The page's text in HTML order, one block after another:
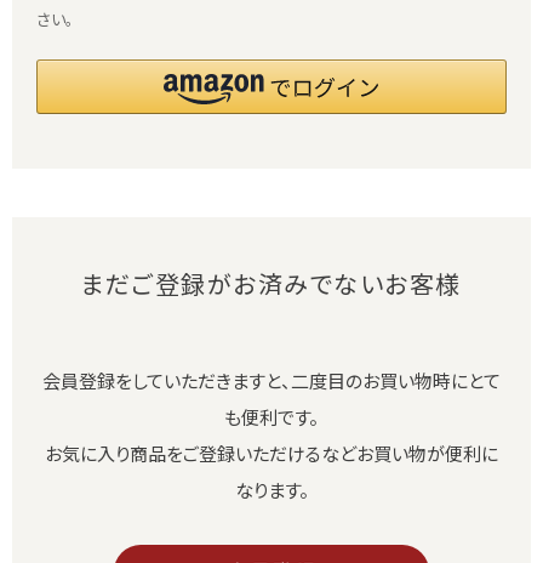
さい。
まだご登録がお済みでないお客様
会員登録をしていただきますと、二度目のお買い物時にとて
も便利です。
お気に入り商品をご登録いただけるなどお買い物が便利に
なります。